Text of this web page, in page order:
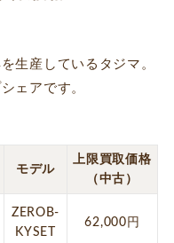
生産しているタジマ。
ェアです。
モデル
上限買取価格
（中古）
ZEROB-
KYSET
62,000円